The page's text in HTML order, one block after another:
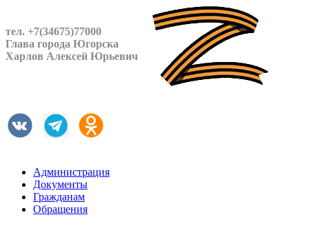
тел. +7(34675)77000
Глава города Югорска
Харлов Алексей Юрьевич
Администрация
Документы
Гражданам
Обращения